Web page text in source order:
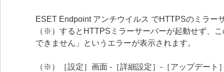
ESET Endpoint アンチウイルス でHTTPSのミラー
（※）するとHTTPSミラーサーバーが起動せず、
できません」というエラーが表示されます。
（※）［設定］画面 -［詳細設定］-［アップデー